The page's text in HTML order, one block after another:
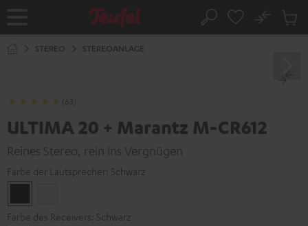
Startseite Suche
No
STEREO STEREOANLAGE
(63)
ULTIMA 20 + Marantz M-CR612
Reines Stereo, rein ins Vergnügen
Farbe der Lautsprecher: Schwarz
Farbe des Receivers: Schwarz